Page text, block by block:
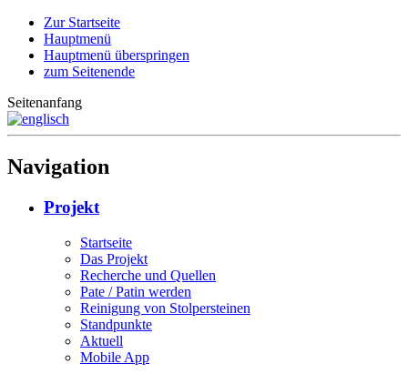
Zur Startseite
Hauptmenü
Hauptmenü überspringen
zum Seitenende
Seitenanfang
Navigation
Projekt
Startseite
Das Projekt
Recherche und Quellen
Pate / Patin werden
Reinigung von Stolpersteinen
Standpunkte
Aktuell
Mobile App